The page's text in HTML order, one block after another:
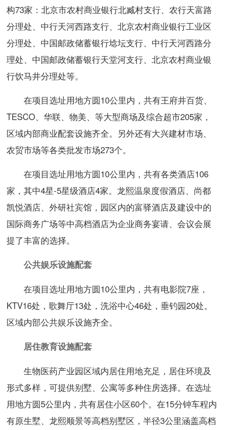
构73家：北京市农村商业银行北臧村支行、农行天富路
分理处、中行天河西路支行、北京农村商业银行工业区
分理处、中国邮政储蓄银行埝坛支行、中行天河西路分
理处、中国邮政储蓄银行天堂河支行、北京农村商业银
行饮马井分理处等。
在项目选址用地方圆10公里内，共有王府井百货、
TESCO、华联、物美、等大型商场及综合超市205家，
区域内部商业配套设施齐全。另外还有大兴建材市场、
农贸市场等各类批发市场273个。
在项目选址用地方圆10公里内，共有各类酒店106
家，其中4星-5星级酒店4家。龙熙温泉度假酒店、尚都
凯悦酒店、外研社宾馆，园区内的富驿酒店及建设中的
国际商务广场等中高档酒店为企业商务宴请、会议会展
提了丰富的选择。
公共娱乐设施配套
在项目选址用地方圆10公里内，共有电影院7座，
KTV16处，歌舞厅13处，洗浴中心46处，垂钓园20处。
区域内部公共娱乐设施齐全。
居住教育设施配套
生物医药产业园区域内居住用地充足，居住环境及
形式多样，可提供别墅、公寓等多种住房选择。在选址
用地方圆5公里内，共有居住小区60个。在15分钟车程内
有原生墅、龙熙顺景等高档别墅区，半径3公里涵盖高档